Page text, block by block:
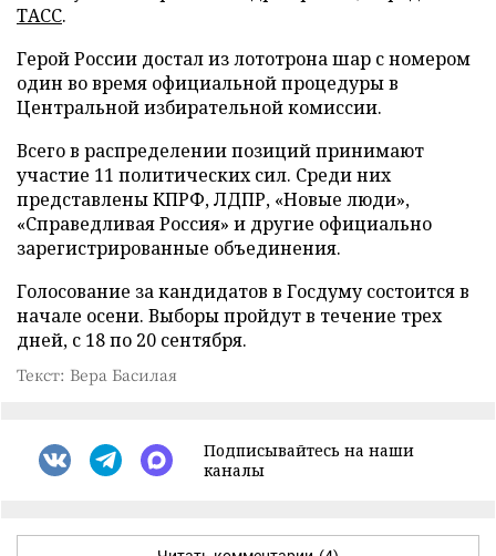
ТАСС.
Герой России достал из лототрона шар с номером
один во время официальной процедуры в
Центральной избирательной комиссии.
Всего в распределении позиций принимают
участие 11 политических сил. Среди них
представлены КПРФ, ЛДПР, «Новые люди»,
«Справедливая Россия» и другие официально
зарегистрированные объединения.
Голосование за кандидатов в Госдуму состоится в
начале осени. Выборы пройдут в течение трех
дней, с 18 по 20 сентября.
Текст: Вера Басилая
Подписывайтесь на наши
каналы